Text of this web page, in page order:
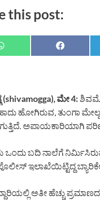
this post:
ಮೇ 4:
ಹೋಗಿರುವ, ತುಂಗಾ
ಅಪಾಯಕಾರಿಯಾಗಿ
ಒಂದು ಬದಿ ನಾಲೆಗೆ
ಪೊಲೀಸ್ ಇಲಾಖೆಯಿಟ್ಟಿದ್ದ
ಅತೀ ಹೆಚ್ಚು